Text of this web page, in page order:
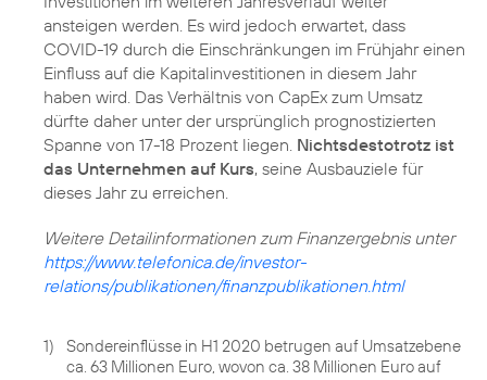
ansteigen werden. Es wird jedoch erwartet, dass
COVID-19 durch die Einschränkungen im Frühjahr einen
Einfluss auf die Kapitalinvestitionen in diesem Jahr
haben wird. Das Verhältnis von CapEx zum Umsatz
dürfte daher unter der ursprünglich prognostizierten
Spanne von 17-18 Prozent liegen. Nichtsdestotrotz ist
das Unternehmen auf Kurs, seine Ausbauziele für
dieses Jahr zu erreichen.
https://www.telefonica.de/investor-
relations/publikationen/finanzpublikationen.html
1)
Sondereinflüsse in H1 2020 betrugen auf Umsatzebene
ca. 63 Millionen Euro, wovon ca. 38 Millionen Euro auf